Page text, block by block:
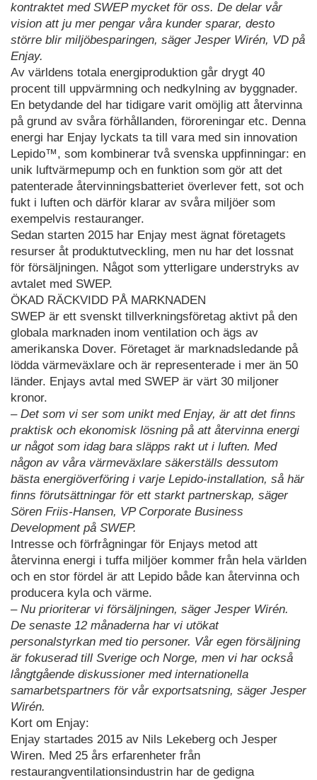
kontraktet med SWEP mycket för oss. De delar vår
vision att ju mer pengar våra kunder sparar, desto
större blir miljöbesparingen, säger Jesper Wirén, VD på
Enjay.
Av världens totala energiproduktion går drygt 40
procent till uppvärmning och nedkylning av byggnader.
En betydande del har tidigare varit omöjlig att återvinna
på grund av svåra förhållanden, föroreningar etc. Denna
energi har Enjay lyckats ta till vara med sin innovation
Lepido™, som kombinerar två svenska uppfinningar: en
unik luftvärmepump och en funktion som gör att det
patenterade återvinningsbatteriet överlever fett, sot och
fukt i luften och därför klarar av svåra miljöer som
exempelvis restauranger.
Sedan starten 2015 har Enjay mest ägnat företagets
resurser åt produktutveckling, men nu har det lossnat
för försäljningen. Något som ytterligare understryks av
avtalet med SWEP.
ÖKAD RÄCKVIDD PÅ MARKNADEN
SWEP är ett svenskt tillverkningsföretag aktivt på den
globala marknaden inom ventilation och ägs av
amerikanska Dover. Företaget är marknadsledande på
lödda värmeväxlare och är representerade i mer än 50
länder. Enjays avtal med SWEP är värt 30 miljoner
kronor.
– Det som vi ser som unikt med Enjay, är att det finns
praktisk och ekonomisk lösning på att återvinna energi
ur något som idag bara släpps rakt ut i luften. Med
någon av våra värmeväxlare säkerställs dessutom
bästa energiöverföring i varje Lepido-installation, så här
finns förutsättningar för ett starkt partnerskap, säger
Sören Friis-Hansen, VP Corporate Business
Development på SWEP.
Intresse och förfrågningar för Enjays metod att
återvinna energi i tuffa miljöer kommer från hela världen
och en stor fördel är att Lepido både kan återvinna och
producera kyla och värme.
– Nu prioriterar vi försäljningen, säger Jesper Wirén.
De senaste 12 månaderna har vi utökat
personalstyrkan med tio personer. Vår egen försäljning
är fokuserad till Sverige och Norge, men vi har också
långtgående diskussioner med internationella
samarbetspartners för vår exportsatsning, säger Jesper
Wirén.
Kort om Enjay:
Enjay startades 2015 av Nils Lekeberg och Jesper
Wiren. Med 25 års erfarenheter från
restaurangventilationsindustrin har de gedigna